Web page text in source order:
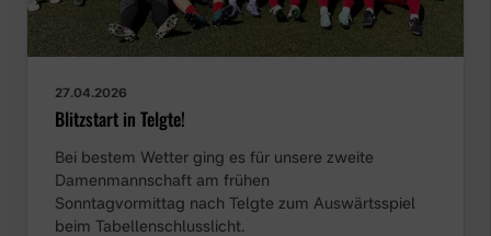
27.04.2026
Blitzstart in Telgte!
Bei bestem Wetter ging es für unsere zweite
Damenmannschaft am frühen
Sonntagvormittag nach Telgte zum Auswärtsspiel
beim Tabellenschlusslicht.